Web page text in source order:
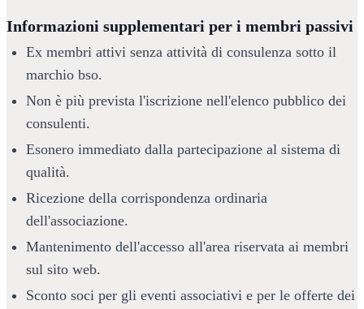
Informazioni supplementari per i membri passivi
Ex membri attivi senza attività di consulenza sotto il
marchio bso.
Non è più prevista l'iscrizione nell'elenco pubblico dei
consulenti.
Esonero immediato dalla partecipazione al sistema di
qualità.
Ricezione della corrispondenza ordinaria
dell'associazione.
Mantenimento dell'accesso all'area riservata ai membri
sul sito web.
Sconto soci per gli eventi associativi e per le offerte dei